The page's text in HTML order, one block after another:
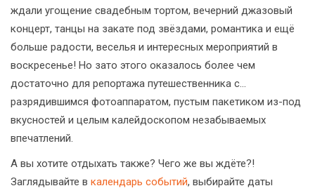
ждали угощение свадебным тортом, вечерний джазовый
концерт, танцы на закате под звёздами, романтика и ещё
больше радости, веселья и интересных мероприятий в
воскресенье! Но зато этого оказалось более чем
достаточно для репортажа путешественника с...
разрядившимся фотоаппаратом, пустым пакетиком из-под
вкусностей и целым калейдоскопом незабываемых
впечатлений.
А вы хотите отдыхать также? Чего же вы ждёте?!
Заглядывайте в календарь событий, выбирайте даты